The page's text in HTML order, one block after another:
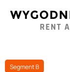
Segment B